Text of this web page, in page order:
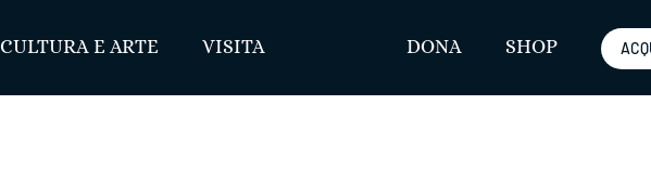
CULTURA E ARTE VISITA DONA SHOP